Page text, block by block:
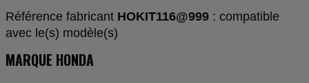
Référence fabricant HOKIT116@999 : compatible
avec le(s) modèle(s)
MARQUE HONDA